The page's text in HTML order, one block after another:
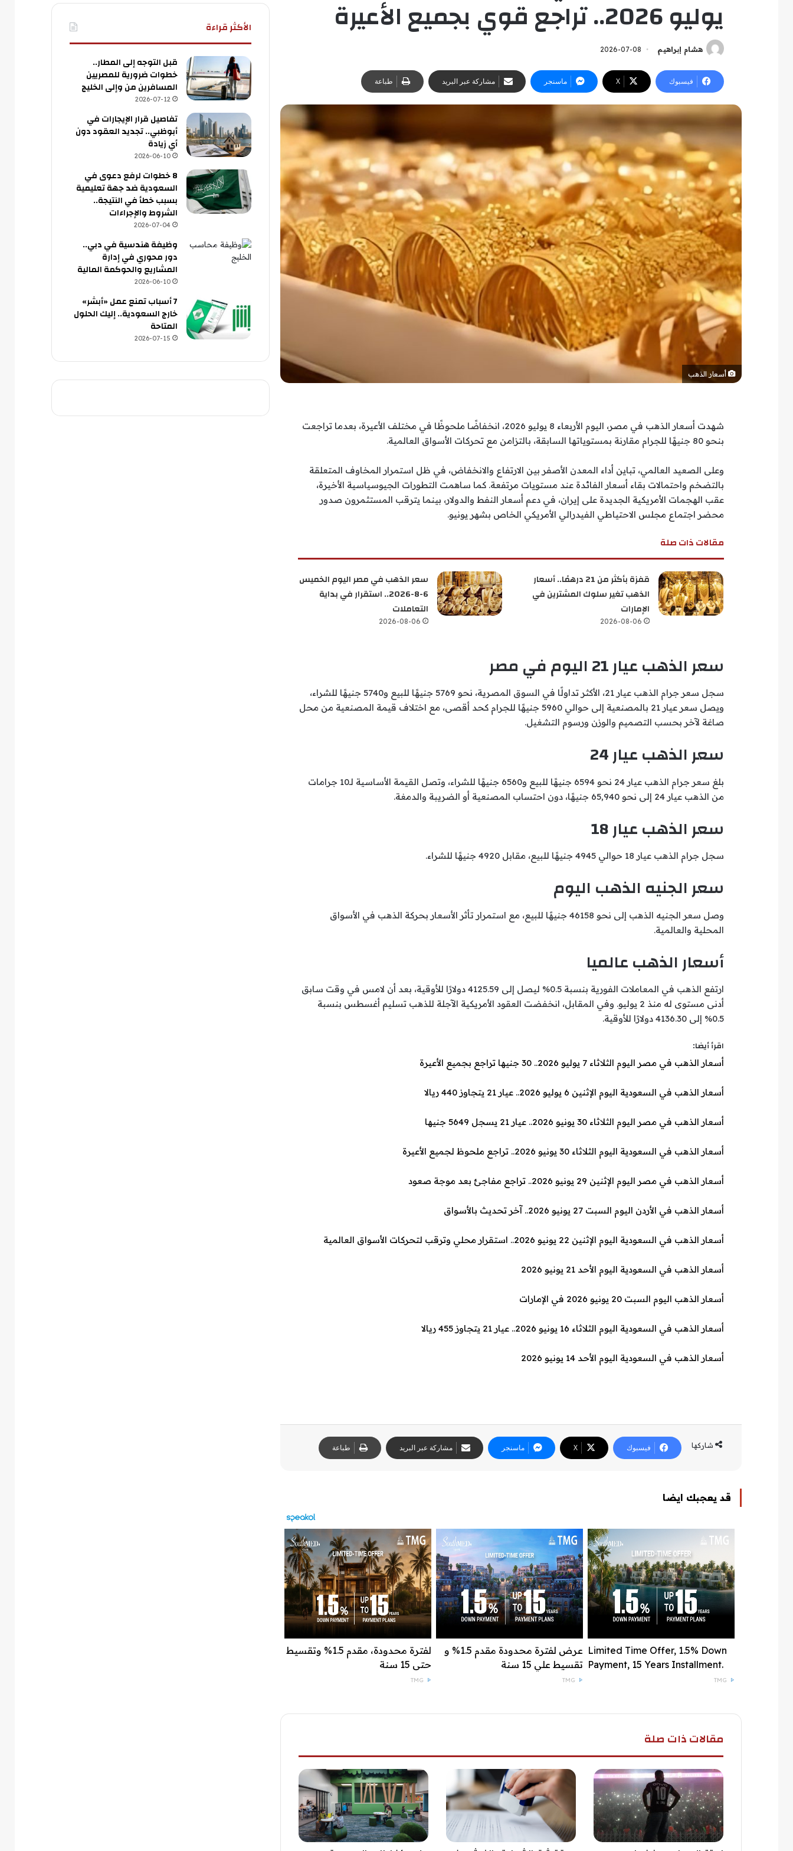
يوليو 2026.. تراجع قوي بجميع الأعيرة
هشام إبراهيم 2026-07-08
فيسبوك ‫X ماسنجر مشاركة عبر البريد طباعة
أسعار الذهب
شهدت أسعار الذهب في مصر، اليوم الأربعاء 8 يوليو 2026، انخفاضًا ملحوظًا في مختلف الأعيرة، بعدما تراجعت
بنحو 80 جنيهًا للجرام مقارنة بمستوياتها السابقة، بالتزامن مع تحركات الأسواق العالمية.
وعلى الصعيد العالمي، تباين أداء المعدن الأصفر بين الارتفاع والانخفاض، في ظل استمرار المخاوف المتعلقة
بالتضخم واحتمالات بقاء أسعار الفائدة عند مستويات مرتفعة. كما ساهمت التطورات الجيوسياسية الأخيرة،
عقب الهجمات الأمريكية الجديدة على إيران، في دعم أسعار النفط والدولار، بينما يترقب المستثمرون صدور
محضر اجتماع مجلس الاحتياطي الفيدرالي الأمريكي الخاص بشهر يونيو.
مقالات ذات صلة
قفزة بأكثر من 21 درهمًا.. أسعار
الذهب تغير سلوك المشترين في
الإمارات
2026-08-06
سعر الذهب في مصر اليوم الخميس
6-8-2026.. استقرار في بداية
التعاملات
2026-08-06
سعر الذهب عيار 21 اليوم في مصر
سجل سعر جرام الذهب عيار 21، الأكثر تداولًا في السوق المصرية، نحو 5769 جنيهًا للبيع و5740 جنيهًا للشراء،
ويصل سعر عيار 21 بالمصنعية إلى حوالي 5960 جنيهًا للجرام كحد أقصى، مع اختلاف قيمة المصنعية من محل
صاغة لآخر بحسب التصميم والوزن ورسوم التشغيل.
سعر الذهب عيار 24
بلغ سعر جرام الذهب عيار 24 نحو 6594 جنيهًا للبيع و6560 جنيهًا للشراء، وتصل القيمة الأساسية لـ10 جرامات
من الذهب عيار 24 إلى نحو 65,940 جنيهًا، دون احتساب المصنعية أو الضريبة والدمغة.
سعر الذهب عيار 18
سجل جرام الذهب عيار 18 حوالي 4945 جنيهًا للبيع، مقابل 4920 جنيهًا للشراء.
سعر الجنيه الذهب اليوم
وصل سعر الجنيه الذهب إلى نحو 46158 جنيهًا للبيع، مع استمرار تأثر الأسعار بحركة الذهب في الأسواق
المحلية والعالمية.
أسعار الذهب عالميا
ارتفع الذهب في المعاملات الفورية بنسبة 0.5% ليصل إلى 4125.59 دولارًا للأوقية، بعد أن لامس في وقت سابق
أدنى مستوى له منذ 2 يوليو. وفي المقابل، انخفضت العقود الأمريكية الآجلة للذهب تسليم أغسطس بنسبة
0.5% إلى 4136.30 دولارًا للأوقية.
اقرأ أيضا:
أسعار الذهب في مصر اليوم الثلاثاء 7 يوليو 2026.. 30 جنيها تراجع بجميع الأعيرة
أسعار الذهب في السعودية اليوم الإثنين 6 يوليو 2026.. عيار 21 يتجاوز 440 ريالا
أسعار الذهب في مصر اليوم الثلاثاء 30 يونيو 2026.. عيار 21 يسجل 5649 جنيها
أسعار الذهب في السعودية اليوم الثلاثاء 30 يونيو 2026.. تراجع ملحوظ لجميع الأعيرة
أسعار الذهب في مصر اليوم الإثنين 29 يونيو 2026.. تراجع مفاجئ بعد موجة صعود
أسعار الذهب في الأردن اليوم السبت 27 يونيو 2026.. آخر تحديث بالأسواق
أسعار الذهب في السعودية اليوم الإثنين 22 يونيو 2026.. استقرار محلي وترقب لتحركات الأسواق العالمية
أسعار الذهب في السعودية اليوم الأحد 21 يونيو 2026
أسعار الذهب اليوم السبت 20 يونيو 2026 في الإمارات
أسعار الذهب في السعودية اليوم الثلاثاء 16 يونيو 2026.. عيار 21 يتجاوز 455 ريالا
أسعار الذهب في السعودية اليوم الأحد 14 يونيو 2026
شاركها فيسبوك ‫X ماسنجر مشاركة عبر البريد طباعة
قد يعجبك ايضا
Limited Time Offer, 1.5% Down
Payment, 15 Years Installment.
TMG
عرض لفترة محدودة مقدم 1.5% و
تقسيط علي 15 سنة
TMG
لفترة محدودة، مقدم 1.5% وتقسيط
حتى 15 سنة
TMG
مقالات ذات صلة
الأكثر قراءة
قبل التوجه إلى المطار..
خطوات ضرورية للمصريين
المسافرين من وإلى الخليج
2026-07-12
تفاصيل قرار الإيجارات في
أبوظبي.. تجديد العقود دون
أي زيادة
2026-06-10
8 خطوات لرفع دعوى في
السعودية ضد جهة تعليمية
بسبب خطأ في النتيجة..
الشروط والإجراءات
2026-07-04
وظيفة هندسية في دبي..
دور محوري في إدارة
المشاريع والحوكمة المالية
2026-06-10
7 أسباب تمنع عمل «أبشر»
خارج السعودية.. إليك الحلول
المتاحة
2026-07-15